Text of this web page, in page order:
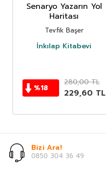
Senaryo Yazarın Yol
Haritası
Tevfik Başer
İnkılap Kitabevi
%18
280,00TL
229,60 TL
Bizi Ara!
0850 304 36 49